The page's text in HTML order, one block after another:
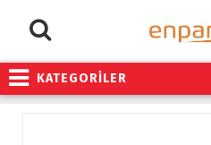
KATEGORİLER